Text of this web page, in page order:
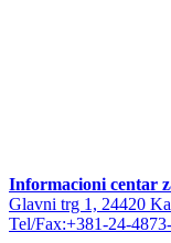
Informacioni centar
Glavni trg 1, 24420
Tel/Fax:+381-24-